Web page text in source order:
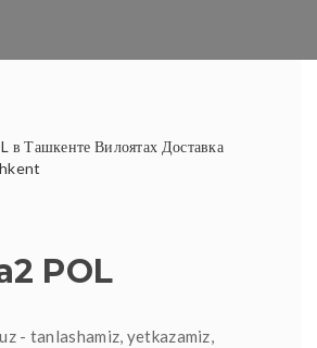
POL
- tanlashamiz, yetkazamiz,